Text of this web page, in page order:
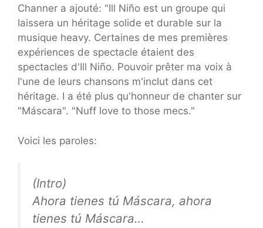
Channer a ajouté: "Ill Niño est un groupe qui
laissera un héritage solide et durable sur la
musique heavy. Certaines de mes premières
expériences de spectacle étaient des
spectacles d'Ill Niño. Pouvoir prêter ma voix à
l'une de leurs chansons m'inclut dans cet
héritage. I a été plus qu'honneur de chanter sur
"Máscara". "Nuff love to those mecs."
Voici les paroles:
(Intro)
Ahora tienes tú Máscara, ahora
tienes tú Máscara…